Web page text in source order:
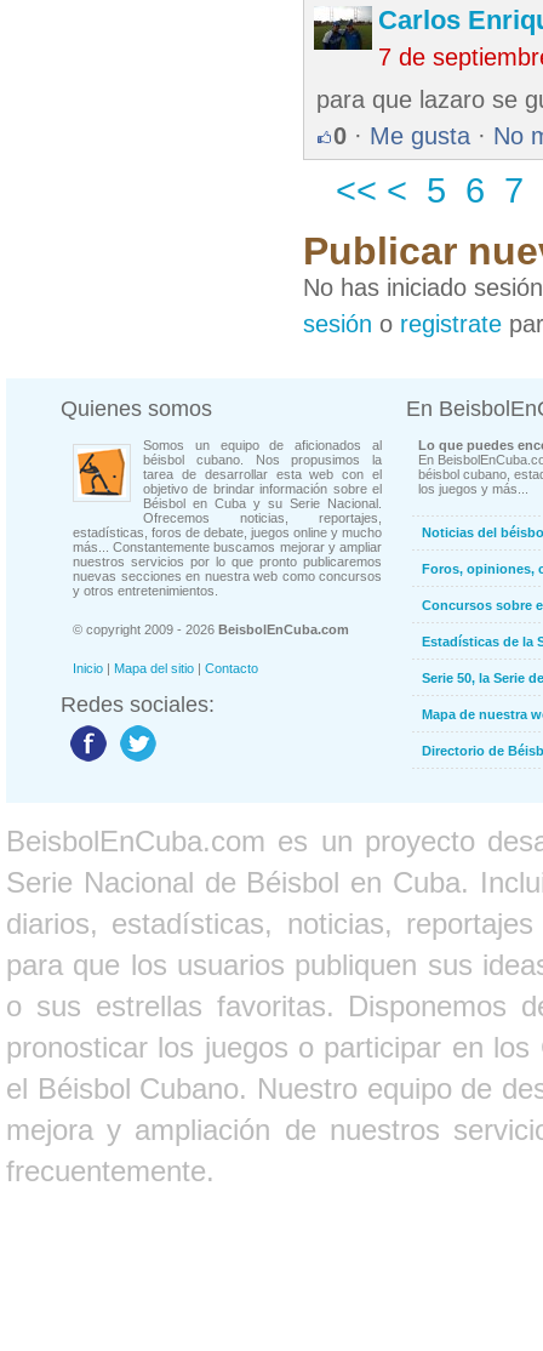
Carlos
7 de
para que lazaro se
0 · Me gusta · No
<< < 5 6 7
Publicar
No has iniciado
sesión o registrate
Quienes somos
Somos un equipo de aficionados al
béisbol cubano. Nos propusimos la
tarea de desarrollar esta web con el
objetivo de brindar información sobre el
Béisbol en Cuba y su Serie Nacional.
Ofrecemos noticias, reportajes,
estadísticas, foros de debate, juegos online y mucho
más... Constantemente buscamos mejorar y ampliar
nuestros servicios por lo que pronto publicaremos
nuevas secciones en nuestra web como concursos
y otros entretenimientos.
© copyright 2009 - 2026 BeisbolEnCuba.com
Inicio | Mapa del sitio | Contacto
Redes sociales:
En
Lo que puedes
En
béisbol cubano,
los juegos y más...
Noticias del
Foros, opiniones,
Concursos sobre
Estadísticas de la
Serie 50, la Serie
Mapa de nuestra
Directorio de
BeisbolEnCuba.com es un proyecto
Serie Nacional de Béisbol en Cuba.
diarios, estadísticas, noticias,
para que los usuarios publiquen sus
o sus estrellas favoritas. Disponemos
pronosticar los juegos o participar en
el Béisbol Cubano. Nuestro equipo de
mejora y ampliación de nuestros
frecuentemente.